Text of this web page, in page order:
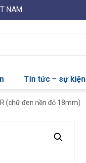
NAM
Tin tức – sự kiện
(chữ đen nền đỏ 18mm)